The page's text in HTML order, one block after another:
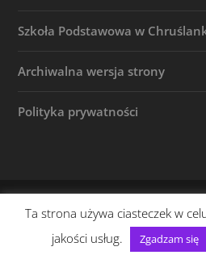
Szkoła Podstawowa w
Archiwalna wersja strony
Polityka prywatności
| Powered by
Ta strona używa ciasteczek w
jakości usług.
Zgadzam się